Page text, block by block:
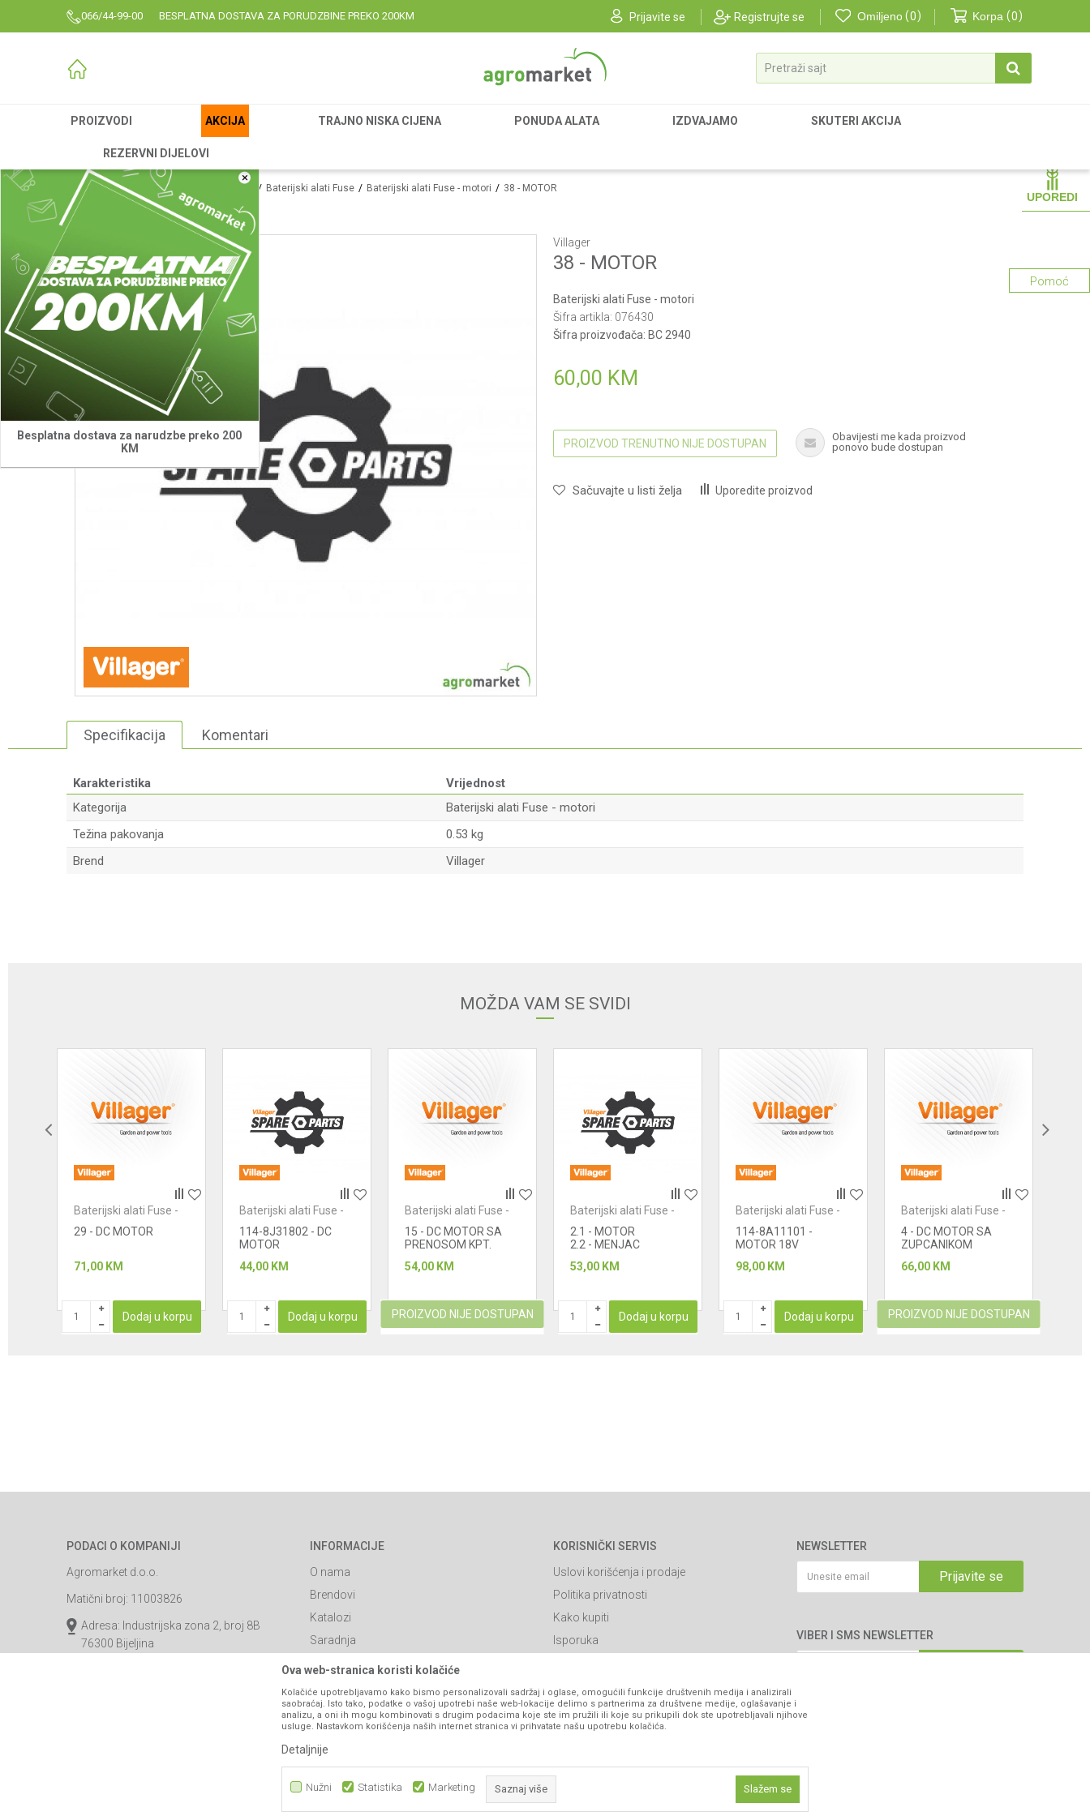
066/44-99-00 BESPLATNA DOSTAVA ZA PORUDZBINE PREKO 200KM Prijavite se Registrujte se Omiljeno 0 Korpa 0
Pretraži sajt
PROIZVODI AKCIJA TRAJNO NISKA CIJENA PONUDA ALATA IZDVAJAMO SKUTERI AKCIJA
REZERVNI DIJELOVI
×
Besplatna dostava za narudzbe preko 200
KM
UPOREDI
Agromarket Proizvodi Baterijski alati Fuse Baterijski alati Fuse - motori 38 - MOTOR
Villager
38 - MOTOR
Baterijski alati Fuse - motori
Šifra artikla: 076430
Šifra proizvođača: BC 2940
60,00 KM
PROIZVOD TRENUTNO NIJE DOSTUPAN
Obavijesti me kada proizvod
ponovo bude dostupan
Sačuvajte u listi želja Uporedite proizvod
Pomoć
Specifikacija Komentari
Karakteristika
Vrijednost
Kategorija
Baterijski alati Fuse - motori
Težina pakovanja
0.53 kg
Brend
Villager
Anti-spam zaštita - izračunajte koliko je 9 - 4 :
POŠALJI
MOŽDA VAM SE SVIDI
Baterijski alati Fuse -
29 - DC MOTOR
71,00 KM
Dodaj u korpu
Baterijski alati Fuse -
114-8J31802 - DC
MOTOR
44,00 KM
Dodaj u korpu
Baterijski alati Fuse -
15 - DC MOTOR SA
PRENOSOM KPT.
54,00 KM
PROIZVOD NIJE DOSTUPAN
Baterijski alati Fuse -
2.1 - MOTOR
2.2 - MENJAC
53,00 KM
Dodaj u korpu
Baterijski alati Fuse -
114-8A11101 -
MOTOR 18V
98,00 KM
Dodaj u korpu
Baterijski alati Fuse -
4 - DC MOTOR SA
ZUPCANIKOM
66,00 KM
PROIZVOD NIJE DOSTUPAN
PODACI O KOMPANIJI
Agromarket d.o.o.
Matični broj: 11003826
Adresa: Industrijska zona 2, broj 8B
76300 Bijeljina
INFORMACIJE
O nama
Brendovi
Katalozi
Saradnja
Blog
Najčešća pitanja
Kontakt
KORISNIČKI SERVIS
Uslovi korišćenja i prodaje
Politika privatnosti
Kako kupiti
Isporuka
Pravo na odustajanje
Reklamacije
Povraćaj sredstava
Plaćanje karticama
NEWSLETTER
Prijavite se
VIBER I SMS NEWSLETTER
PRATITE NAS
Ova web-stranica koristi kolačiće
Kolačiće upotrebljavamo kako bismo personalizovali sadržaj i oglase, omogućili funkcije društvenih medija i analizirali
saobraćaj. Isto tako, podatke o vašoj upotrebi naše web-lokacije delimo s partnerima za društvene medije, oglašavanje i
analizu, a oni ih mogu kombinovati s drugim podacima koje ste im pružili ili koje su prikupili dok ste upotrebljavali njihove
usluge. Nastavkom korišćenja naših internet stranica vi prihvatate našu upotrebu kolačića.
Detaljnije
Nužni Statistika Marketing Saznaj više Slažem se